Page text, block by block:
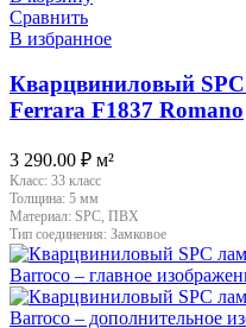
Сравнить
В избранное
Кварцвиниловый
Ferrara F1837 Romano
3 290.00 ₽ м²
Класс: 33 класс
Толщина: 5 мм
Материал: SPC, ПВХ
Тип соединения: Замковое